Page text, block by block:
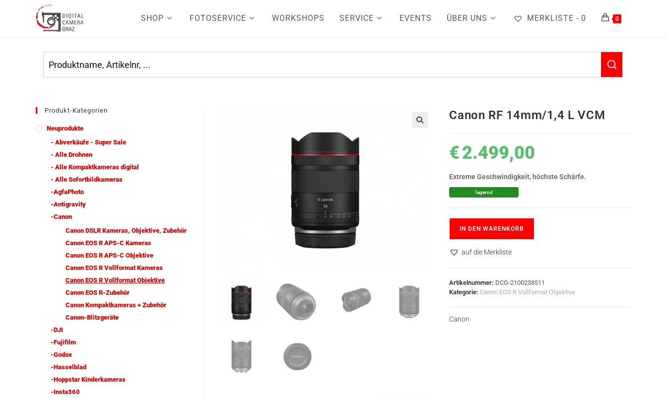
SHOP FOTOSERVICE WORKSHOPS SERVICE EVENTS ÜBER UNS MERKLISTE - 0 0
Canon RF 14mm/1,4 L VCM
€2.499,00
Extreme Geschwindigkeit, höchste Schärfe.
lagernd
IN DEN WARENKORB
auf die Merkliste
Artikelnummer: DCG-2100238511
Kategorie: Canon EOS R Vollformat Objektive
Canon
Produkt-Kategorien
Neuprodukte
- Abverkäufe - Super Sale
- Alle Drohnen
- Alle Kompaktkameras digital
- Alle Sofortbildkameras
-AgfaPhoto
-Antigravity
-Canon
Canon DSLR Kameras, Objektive, Zubehör
Canon EOS R APS-C Kameras
Canon EOS R APS-C Objektive
Canon EOS R Vollformat Kameras
Canon EOS R Vollformat Objektive
Canon EOS R-Zubehör
Canon Kompaktkameras + Zubehör
Canon-Blitzgeräte
-DJI
-Fujifilm
-Godox
-Hasselblad
-Hoppstar Kinderkameras
-Insta360